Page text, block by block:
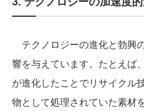
テクノロジーの進化と勃興
響を与えています。たとえば
が進化したことでリサイクル
物として処理されていた素材